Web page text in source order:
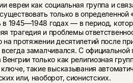
евреи как социальная группа и
только в определен­ной
1945—1948 годах — в период,
трагедия и проблемы
протяжении десятилетий после
замалчивался. С официальной
только как религиозная
такие вы­сказывания
или, наоборот, сионистских.